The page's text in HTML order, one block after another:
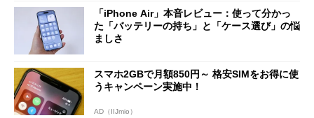
「iPhone Air」本音レビュー：使って分かっ
た「バッテリーの持ち」と「ケース選び」の悩
ましさ
スマホ2GBで月額850円～ 格安SIMをお得に使
うキャンペーン実施中！
AD（IIJmio）